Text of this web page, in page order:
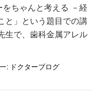
ちゃんと考える －経
と」という題目での講
生で、歯科金属アレル
: ドクターブログ